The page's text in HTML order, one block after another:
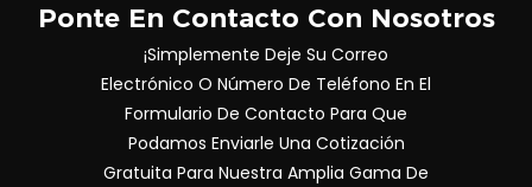
Ponte En Contacto Con Nosotros
¡Simplemente Deje Su Correo
Electrónico O Número De Teléfono En El
Formulario De Contacto Para Que
Podamos Enviarle Una Cotización
Gratuita Para Nuestra Amplia Gama De